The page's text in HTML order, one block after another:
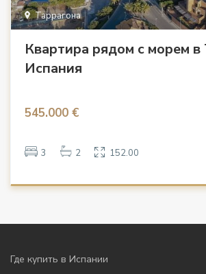
Таррагона
Квартира рядом с морем в
Испания
545.000 €
3 2 152.00
Где купить в Испании